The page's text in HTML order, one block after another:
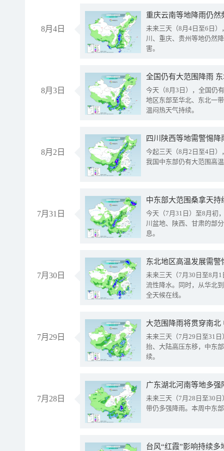
8月4日
重庆云南等地降雨仍然
未来三天（8月4日至6日
川、重庆、贵州等地仍然
害。
8月3日
全国仍有大范围降雨
今天（8月3日），全国仍
地区东部至华北、东北一
温闷热天气持续。
8月2日
今起三天（8月2日至4日
我国中东部仍有大范围高
7月31日
中东部大范围桑拿天
今天（7月31日）至8月初
川盆地、陕西、甘肃的部
息。
7月30日
东北地区高温发展需
未来三天（7月30日至8月
流性降水。同时，从华北
全天候在线。
7月29日
大范围降雨将贯穿南
未来三天（7月29日至31
抬、大陆高压东移，中东
续。
7月28日
广东湖北河南等地多
未来三天（7月28日至30
带仍多强降雨。本周中东
台风“红霞”影响持续